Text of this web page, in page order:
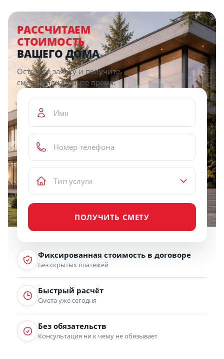
РАССЧИТАЕМ
СТОИМОСТЬ
ВАШЕГО ДОМА
Оставьте заявку и получите
смету в ближайшее время.
ПОЛУЧИТЬ СМЕТУ
Фиксированная стоимость в договоре
Без скрытых платежей
Быстрый расчёт
Смета уже сегодня
Без обязательств
Консультация ни к чему не обязывает